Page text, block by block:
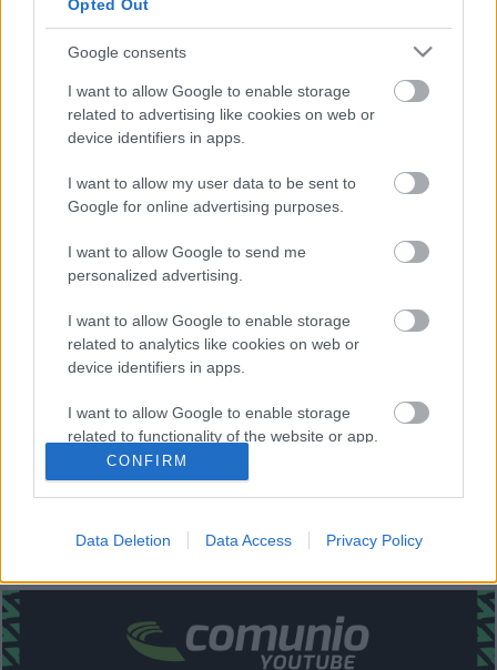
Opted Out
Google consents
I want to allow Google to enable storage
related to advertising like cookies on web or
device identifiers in apps.
I want to allow my user data to be sent to
Google for online advertising purposes.
I want to allow Google to send me
personalized advertising.
I want to allow Google to enable storage
related to analytics like cookies on web or
device identifiers in apps.
I want to allow Google to enable storage
related to functionality of the website or app.
I want to allow Google to enable storage
I want to allow Google to enable storage
user protection.
CONFIRM
Data Deletion Data Access Privacy Policy
Villarreal
Posible alineación: Rulli – Foyth, Pau Torres, Albiol
(Mandi), Pedraza – Capoue (Iborra), Parejo, Lo Celso,
Coquelin (Trigueros, Yeremy), Chukwueze – Danjuma.
Alcácer (lesión muscular).
Posibles cambios en el once
: Emery puede hacer
alinear de inicio a suplentes en ese partido como Foyth,
Mandi, Pedraza, Iborra, Coquelin o Chukwueze. Gerard
también tiene opciones de ser titular, al igual que Boulaye
Dia en caso de que el técnico vasco decida dar descanso a
Danjuma.
¿Aún no juegas a Comunio? Regístrate, ¡gratis!